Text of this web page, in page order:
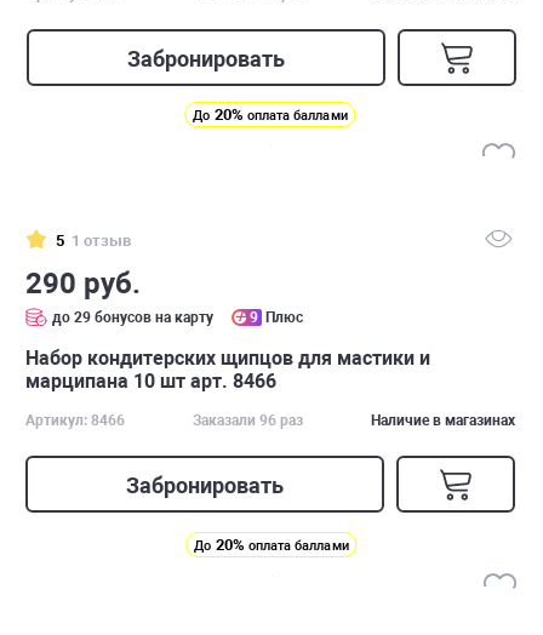
Забронировать
До 20% оплата баллами
5 1 отзыв
290 руб.
до 29 бонусов на карту 9 Плюс
Набор кондитерских щипцов для мастики и
марципана 10 шт арт. 8466
Артикул: 8466 Заказали 96 раз Наличие в магазинах
Забронировать
До 20% оплата баллами